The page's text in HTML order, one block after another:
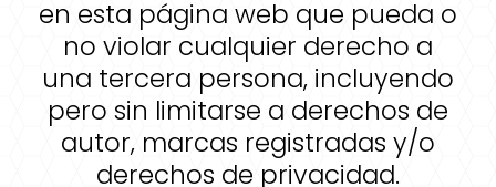
en esta página web que pueda o
no violar cualquier derecho a
una tercera persona, incluyendo
pero sin limitarse a derechos de
autor, marcas registradas y/o
derechos de privacidad.